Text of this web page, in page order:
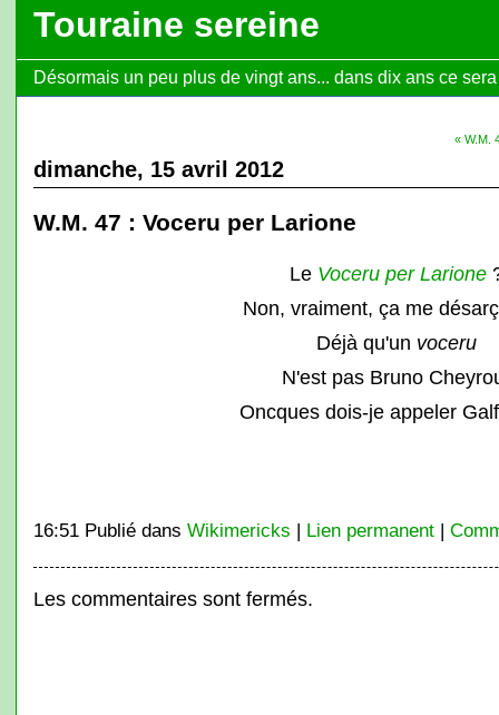
Touraine sereine
Désormais un peu plus de vingt ans... dans dix ans ce
« W.M.
dimanche, 15 avril 2012
W.M. 47 : Voceru per Larione
Le Voceru per Larione
Non, vraiment, ça me
Déjà qu'un voceru
N'est pas Bruno
Oncques dois-je appeler
16:51 Publié dans Wikimericks | Lien permanent|
Les commentaires sont fermés.